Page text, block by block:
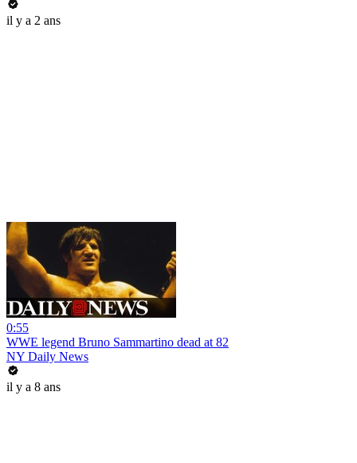
il y a 2 ans
0:55
WWE legend Bruno Sammartino dead at 82
NY Daily News
il y a 8 ans